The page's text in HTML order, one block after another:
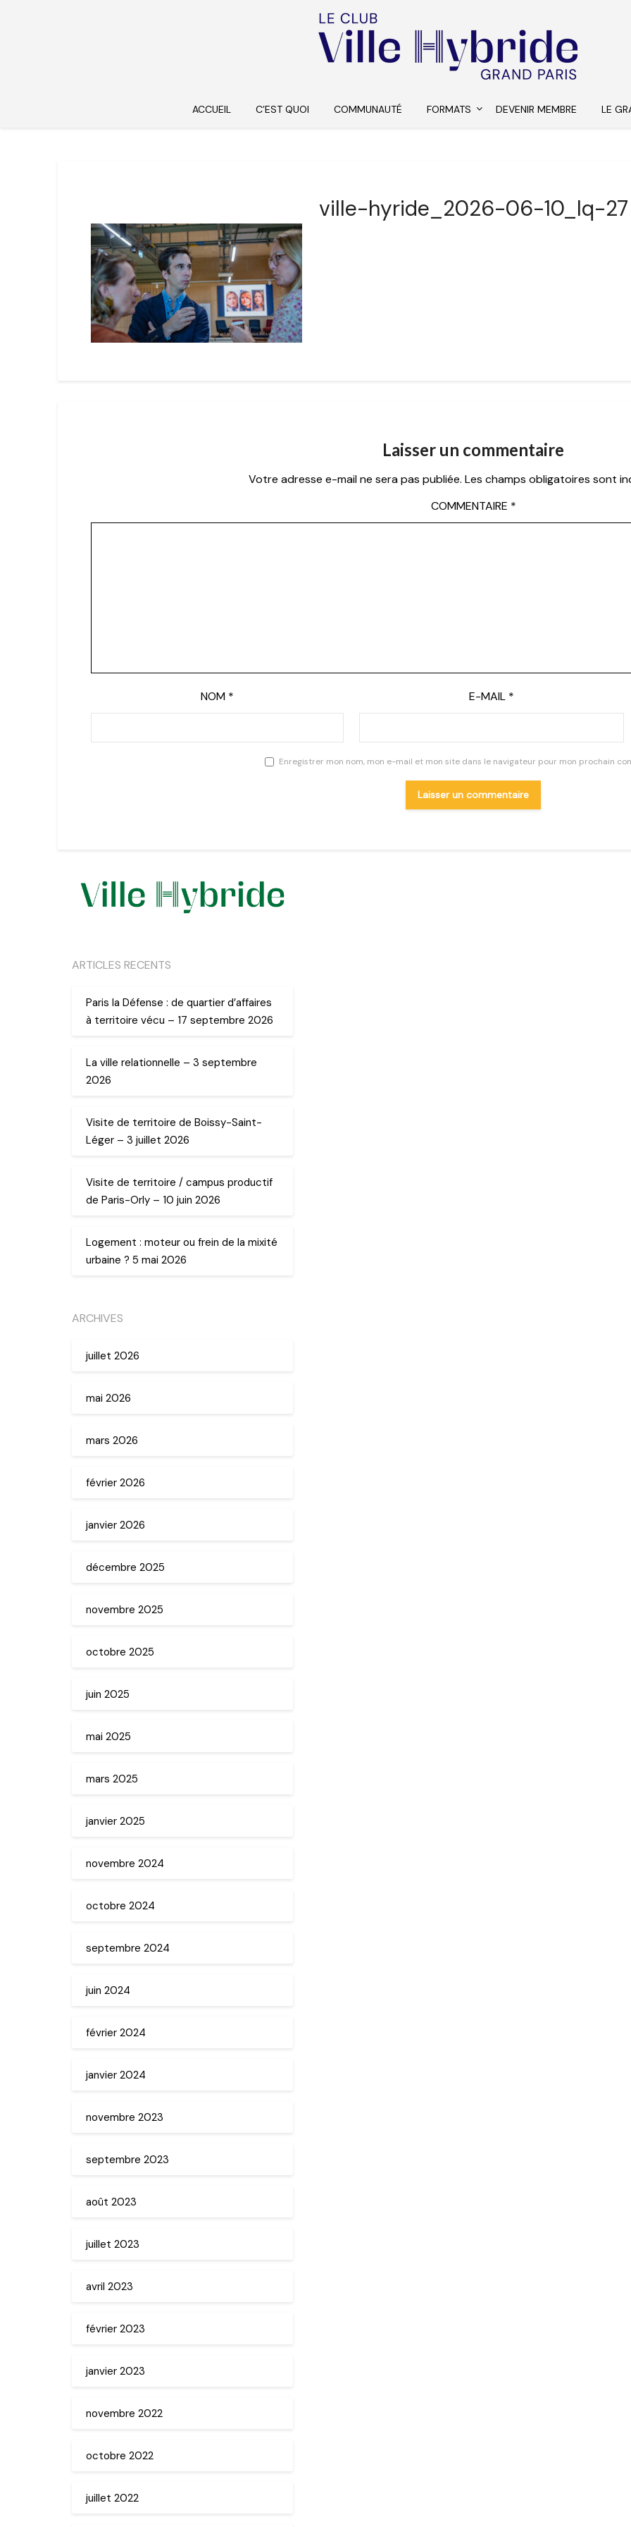
ACCUEIL C’EST QUOI COMMUNAUTÉ FORMATS DEVENIR MEMBRE LE
ville-hyride_2026-06-10_lq-27
Laisser un commentaire
Votre adresse e-mail ne sera pas publiée. Les champs obligatoires sont
COMMENTAIRE *
NOM * E-MAIL *
Enregistrer mon nom, mon e-mail et mon site dans le navigateur pour mon prochain
ARTICLES RECENTS
Paris la Défense : de quartier d’affaires
à territoire vécu – 17 septembre 2026
La ville relationnelle – 3 septembre
2026
Visite de territoire de Boissy-Saint-
Léger – 3 juillet 2026
Visite de territoire / campus productif
de Paris-Orly – 10 juin 2026
Logement : moteur ou frein de la mixité
urbaine ? 5 mai 2026
ARCHIVES
juillet 2026
mai 2026
mars 2026
février 2026
janvier 2026
décembre 2025
novembre 2025
octobre 2025
juin 2025
mai 2025
mars 2025
janvier 2025
novembre 2024
octobre 2024
septembre 2024
juin 2024
février 2024
janvier 2024
novembre 2023
septembre 2023
août 2023
juillet 2023
avril 2023
février 2023
janvier 2023
novembre 2022
octobre 2022
juillet 2022